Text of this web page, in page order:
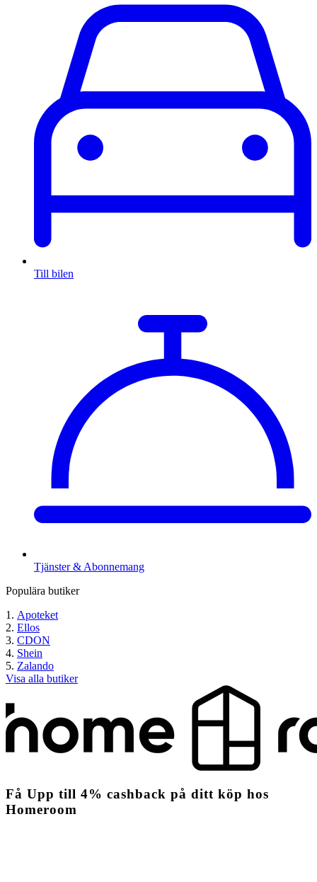
Till bilen
Tjänster & Abonnemang
Populära butiker
Apoteket
Ellos
CDON
Shein
Zalando
Visa alla butiker
Få Upp till 4% cashback på ditt köp hos
Homeroom